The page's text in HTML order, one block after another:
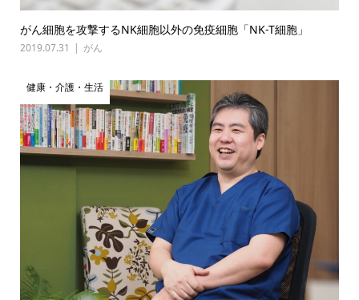
がん細胞を攻撃するNK細胞以外の免疫細胞「NK-T細胞」
2019.07.31 がん
健康・介護・生活